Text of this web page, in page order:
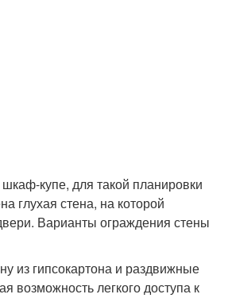
купе, для такой планировки
глухая стена, на которой
Варианты ограждения стены
из гипсокартона и раздвижные
возможность легкого доступа к